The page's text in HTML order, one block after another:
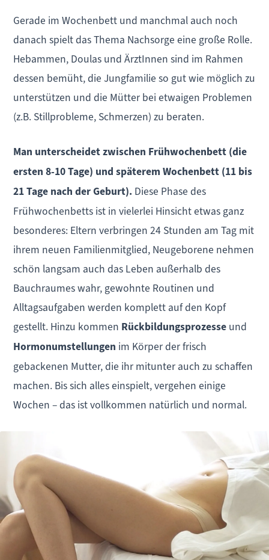
Gerade im Wochenbett und manchmal auch noch
danach spielt das Thema Nachsorge eine große Rolle.
Hebammen, Doulas und ÄrztInnen sind im Rahmen
dessen bemüht, die Jungfamilie so gut wie möglich zu
unterstützen und die Mütter bei etwaigen Problemen
(z.B. Stillprobleme, Schmerzen) zu beraten.
Man unterscheidet zwischen Frühwochenbett (die
ersten 8-10 Tage) und späterem Wochenbett (11 bis
21 Tage nach der Geburt). Diese Phase des
Frühwochenbetts ist in vielerlei Hinsicht etwas ganz
besonderes: Eltern verbringen 24 Stunden am Tag mit
ihrem neuen Familienmitglied, Neugeborene nehmen
schön langsam auch das Leben außerhalb des
Bauchraumes wahr, gewohnte Routinen und
Alltagsaufgaben werden komplett auf den Kopf
gestellt. Hinzu kommen Rückbildungsprozesse und
Hormonumstellungen im Körper der frisch
gebackenen Mutter, die ihr mitunter auch zu schaffen
machen. Bis sich alles einspielt, vergehen einige
Wochen – das ist vollkommen natürlich und normal.